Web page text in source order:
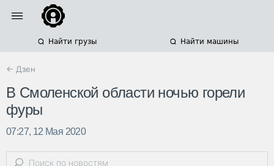
Найти грузы Найти машины
← Дзен
В Смоленской области ночью горели
фуры
07:27, 12 Мая 2020